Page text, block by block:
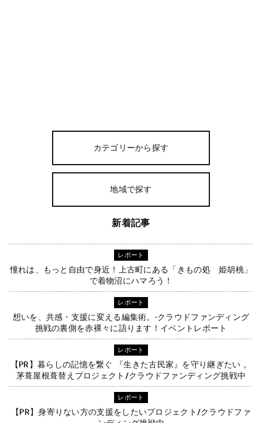
カテゴリーから探す
地域で探す
新着記事
レポート
憧れは、もっと自由で身近！上古町にある「きもの処 姫胡桃」
で着物沼にハマろう！
レポート
想いを、共感・支援に変える編集術。-クラウドファンディング
挑戦の裏側を赤裸々に語ります！イベントレポート
レポート
【PR】暮らしの記憶を繋ぐ 『生きた古民家』を守り継ぎたい 。
茅葺屋根葺替えプロジェクト/クラウドファンディング挑戦中
レポート
【PR】身寄りない方の支援をしたいプロジェクト/クラウドファ